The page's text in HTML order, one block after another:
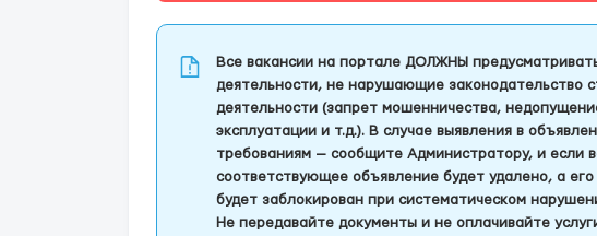
Все вакансии на портале ДОЛЖНЫ
деятельности, не нарушающие законодательство
деятельности (запрет мошенничества,
эксплуатации и т.д.). В случае выявления в
требованиям — сообщите Администратору, и если
соответствующее объявление будет удалено, а
будет заблокирован при систематическом
Не передавайте документы и не оплачивайте